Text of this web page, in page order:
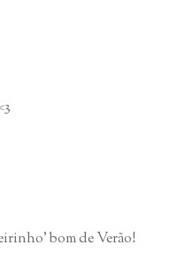
bom de Verão!